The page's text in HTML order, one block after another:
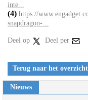
inte...
(4) https://
snapdragon-...
Deel op Deel per
Terug naar het overzicht
Nieuws